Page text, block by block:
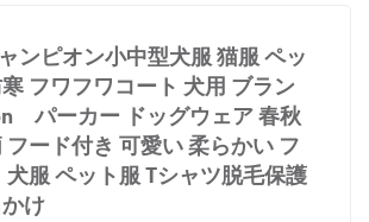
ンピオン小中型犬服 猫服 ペッ
フワフワコート 犬用 ブラン
パーカー ドッグウェア 春秋
ード付き 可愛い 柔らかい フ
服 ペット服 Tシャツ脱毛保護
け